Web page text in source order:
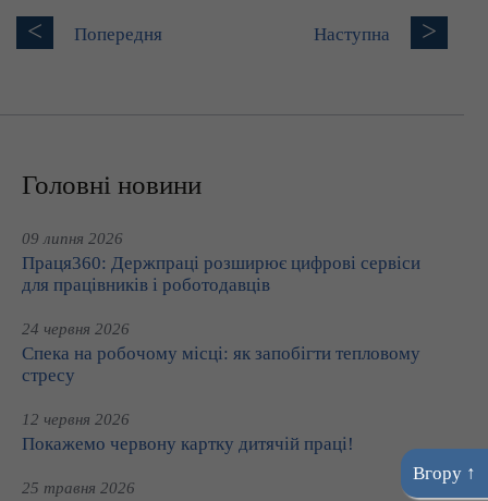
< Попередня Наступна >
Головні новини
09 липня 2026
Праця360: Держпраці розширює цифрові сервіси
для працівників і роботодавців
24 червня 2026
Спека на робочому місці: як запобігти тепловому
стресу
12 червня 2026
Покажемо червону картку дитячій праці!
25 травня 2026
Вгору ↑